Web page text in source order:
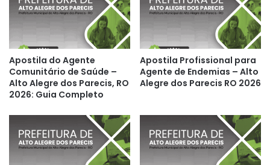
Apostila do Agente
Comunitário de Saúde –
Alto Alegre dos Parecis, RO
2026: Guia Completo
Apostila Profissional para
Agente de Endemias – Alto
Alegre dos Parecis RO 2026